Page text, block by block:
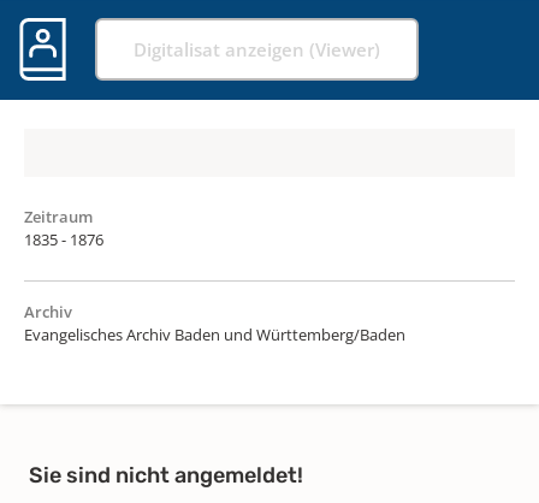
Digitalisat anzeigen (Viewer)
Zeitraum
1835 - 1876
Archiv
Evangelisches Archiv Baden und Württemberg/Baden
Sie sind nicht angemeldet!